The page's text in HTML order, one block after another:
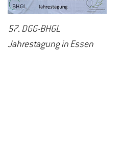
57. DGG-BHGL
Jahrestagung in Essen